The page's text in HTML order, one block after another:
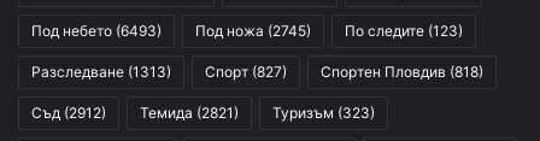
Под небето (6493) Под ножа (2745) По следите (123)
Разследване (1313) Спорт (827) Спортен Пловдив (818)
Съд (2912) Темида (2821) Туризъм (323)